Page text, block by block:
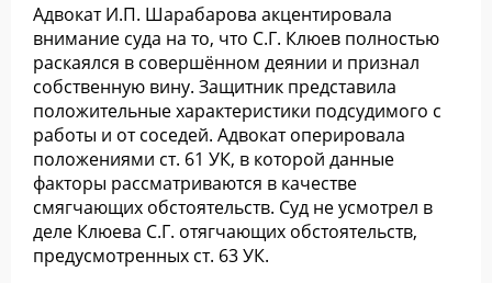
Адвокат И.П. Шарабарова акцентировала
внимание суда на то, что С.Г. Клюев полностью
раскаялся в совершённом деянии и признал
собственную вину. Защитник представила
положительные характеристики подсудимого с
работы и от соседей. Адвокат оперировала
положениями ст. 61 УК, в которой данные
факторы рассматриваются в качестве
смягчающих обстоятельств. Суд не усмотрел в
деле Клюева С.Г. отягчающих обстоятельств,
предусмотренных ст. 63 УК.